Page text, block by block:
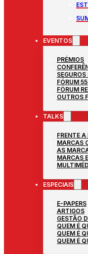
EVENTOS
PRÉMIOS
FÓRUM
FÓRUM
OUTROS
TALKS
FRENTE A
MARCAS
AS
MARCAS
ESPECIAIS
E-PAPERS
ARTIGOS
GESTÃO
QUEM É
QUEM É
QUEM É